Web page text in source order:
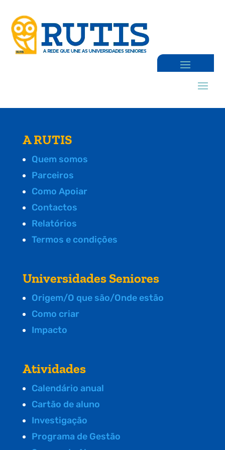
A RUTIS
Quem somos
Parceiros
Como Apoiar
Contactos
Relatórios
Termos e condições
Universidades Seniores
Origem/O que são/Onde estão
Como criar
Impacto
Atividades
Calendário anual
Cartão de aluno
Investigação
Programa de Gestão